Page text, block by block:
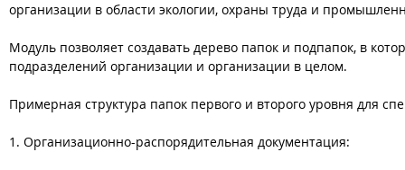
организации в области экологии, охраны труда и
Модуль позволяет создавать дерево папок и подпапок, в
подразделений организации и организации в целом.
Примерная структура папок первого и второго уровня для
1. Организационно-распорядительная документация: